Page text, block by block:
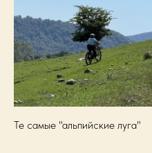
Те самые "альпийские луга"